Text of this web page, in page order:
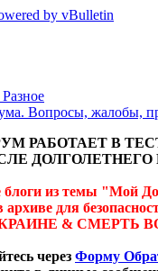
Вопросы, жалобы,
РАБОТАЕТ В
ДОЛГОЛЕТНЕГО
из темы "Мой
архиве для
& СМЕРТЬ
через Форму